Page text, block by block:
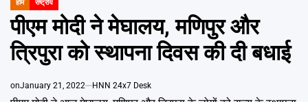
POSTED
IN
होम राष्ट्रीय
पीएम मोदी ने मेघालय, मणिपुर और
त्रिपुरा को स्थापना दिवस की दी बधाई
onJanuary 21, 2022 HNN 24x7 Desk